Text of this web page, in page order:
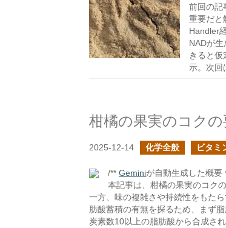
前回の記
重要だと
Handler
NADが
きると
示。次回
柑橘の果実のコクの
2025-12-14 化学全般 ビタミ
/** Geminiが自動生成した概要
本記事は、柑橘の果実のコク
一方、味の複雑さや持続性をもた
肪酸蓄積の有無を探るため、まず
炭素数10以上の脂肪酸から合成さ